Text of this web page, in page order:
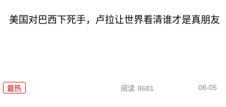
美国对巴西下死手，卢拉让世界看清谁才是真朋友
最热 阅读 8681 08-05